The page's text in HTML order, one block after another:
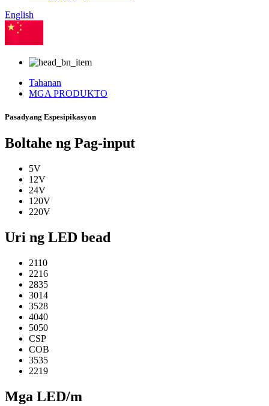
English
Tahanan
MGA PRODUKTO
Pasadyang Espesipikasyon
Boltahe ng Pag-input
5V
12V
24V
120V
220V
Uri ng LED bead
2110
2216
2835
3014
3528
4040
5050
CSP
COB
3535
2219
Mga LED/m